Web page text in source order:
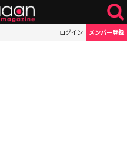
ログイン メンバー登録